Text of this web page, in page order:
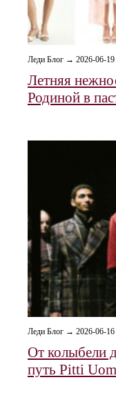
Леди Блог → 2026-06-19
Летняя
Родиной в
Леди Блог → 2026-06-16
От колыбели
путь Pitti